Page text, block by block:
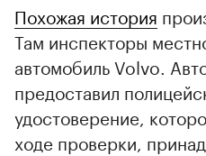
Похожая история
Там инспекторы
автомобиль Volvo.
предоставил
удостоверение,
ходе проверки,